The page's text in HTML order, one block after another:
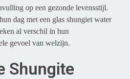
op een gezonde levensstijl.
dag met een glas shungiet water
al verschil in hun
gevoel van welzijn.
Shungite